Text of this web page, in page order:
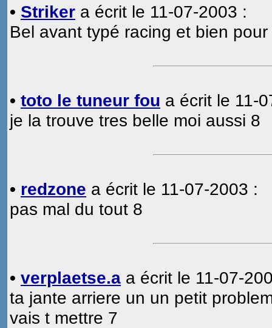
• Striker a écrit le 11-07-2003 :
Bel avant typé racing et bien
• toto le tuneur fou a écrit le 11-
je la trouve tres belle moi aussi 8
• redzone a écrit le 11-07-2003 :
pas mal du tout 8
• verplaetse.a a écrit le 11-07-
ta jante arriere un un petit
vais t mettre 7